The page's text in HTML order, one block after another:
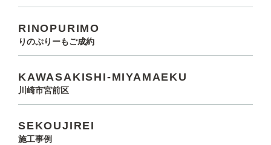
RINOPURIMO
りのぷりーもご成約
KAWASAKISHI-MIYAMAEKU
川崎市宮前区
SEKOUJIREI
施工事例